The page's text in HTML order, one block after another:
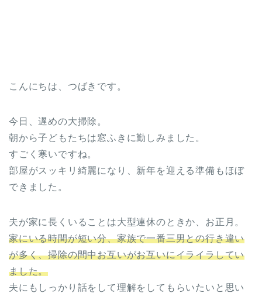
こんにちは、つばきです。
今日、遅めの大掃除。
朝から子どもたちは窓ふきに勤しみました。
すごく寒いですね。
部屋がスッキリ綺麗になり、新年を迎える準備もほぼ
できました。
夫が家に長くいることは大型連休のときか、お正月。
家にいる時間が短い分、家族で一番三男との行き違い
が多く、掃除の間中お互いがお互いにイライラしてい
ました。
夫にもしっかり話をして理解をしてもらいたいと思い